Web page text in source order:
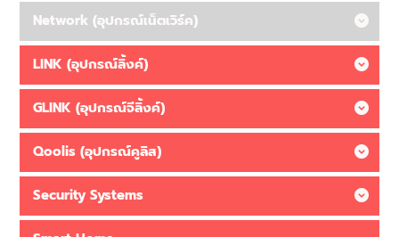
Network (อุปกรณ์เน็ตเวิร์ค)
LINK (อุปกรณ์ลิ้งค์)
GLINK (อุปกรณ์จีลิ้งค์)
Qoolis (อุปกรณ์คูลิส)
Security Systems